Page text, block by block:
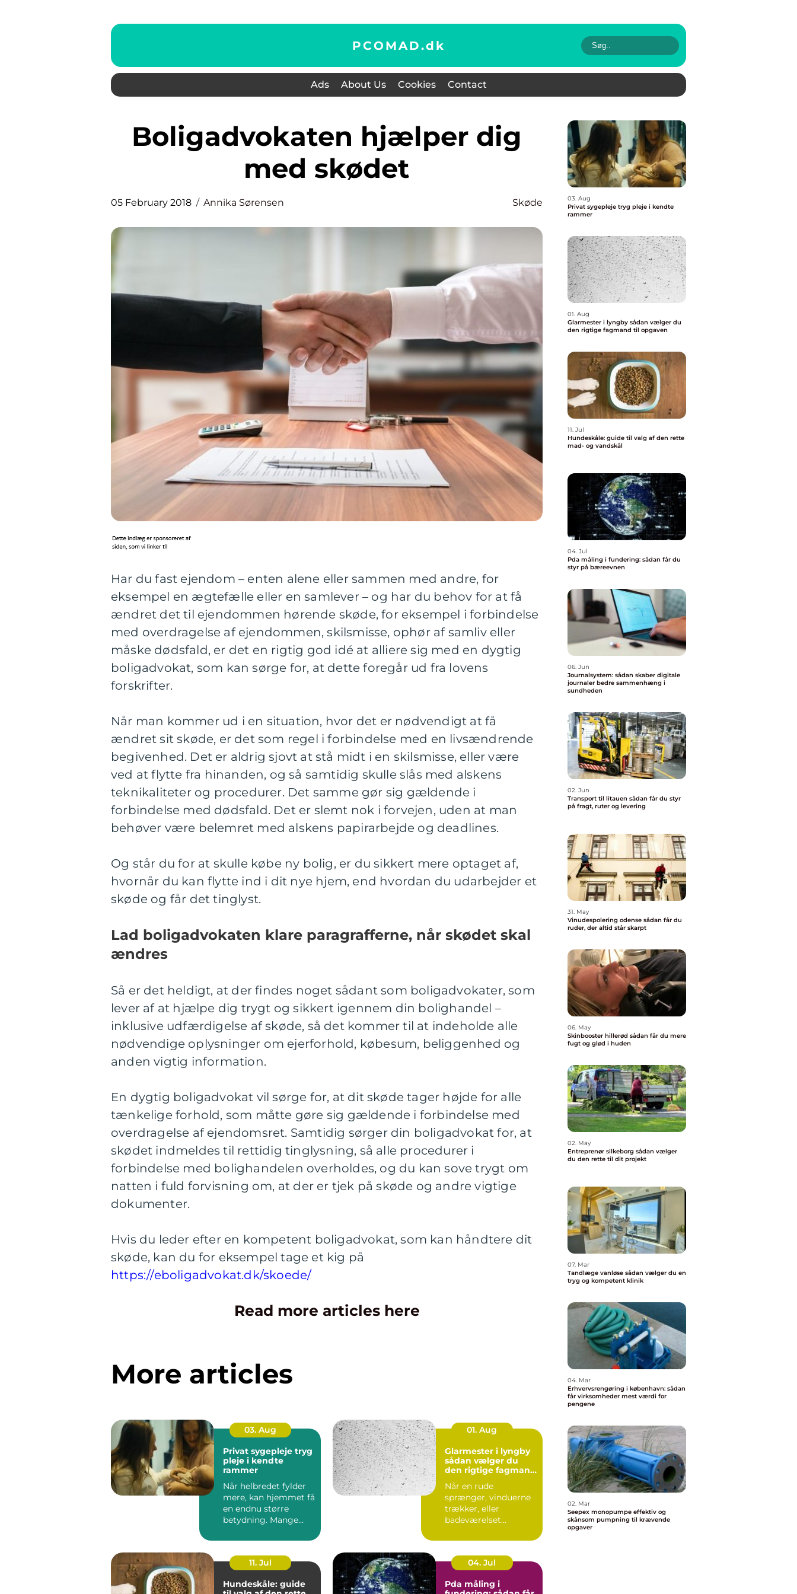
PCOMAD.dk
Ads About Us Cookies Contact
Boligadvokaten hjælper dig
med skødet
05 February 2018 Annika Sørensen Skøde
Har du fast ejendom – enten alene eller sammen med andre, for
eksempel en ægtefælle eller en samlever – og har du behov for at få
ændret det til ejendommen hørende skøde, for eksempel i forbindelse
med overdragelse af ejendommen, skilsmisse, ophør af samliv eller
måske dødsfald, er det en rigtig god idé at alliere sig med en dygtig
boligadvokat, som kan sørge for, at dette foregår ud fra lovens
forskrifter.
Når man kommer ud i en situation, hvor det er nødvendigt at få
ændret sit skøde, er det som regel i forbindelse med en livsændrende
begivenhed. Det er aldrig sjovt at stå midt i en skilsmisse, eller være
ved at flytte fra hinanden, og så samtidig skulle slås med alskens
teknikaliteter og procedurer. Det samme gør sig gældende i
forbindelse med dødsfald. Det er slemt nok i forvejen, uden at man
behøver være belemret med alskens papirarbejde og deadlines.
Og står du for at skulle købe ny bolig, er du sikkert mere optaget af,
hvornår du kan flytte ind i dit nye hjem, end hvordan du udarbejder et
skøde og får det tinglyst.
Lad boligadvokaten klare paragrafferne, når skødet skal
ændres
Så er det heldigt, at der findes noget sådant som boligadvokater, som
lever af at hjælpe dig trygt og sikkert igennem din bolighandel –
inklusive udfærdigelse af skøde, så det kommer til at indeholde alle
nødvendige oplysninger om ejerforhold, købesum, beliggenhed og
anden vigtig information.
En dygtig boligadvokat vil sørge for, at dit skøde tager højde for alle
tænkelige forhold, som måtte gøre sig gældende i forbindelse med
overdragelse af ejendomsret. Samtidig sørger din boligadvokat for, at
skødet indmeldes til rettidig tinglysning, så alle procedurer i
forbindelse med bolighandelen overholdes, og du kan sove trygt om
natten i fuld forvisning om, at der er tjek på skøde og andre vigtige
dokumenter.
Hvis du leder efter en kompetent boligadvokat, som kan håndtere dit
skøde, kan du for eksempel tage et kig på
https://eboligadvokat.dk/skoede/
Read more articles here
More articles
03. Aug
Privat sygepleje tryg
pleje i kendte
rammer
Når helbredet fylder
mere, kan hjemmet få
en endnu større
betydning. Mange
be...
01. Aug
Glarmester i lyngby
sådan vælger du
den rigtige fagmand
Når en rude
sprænger, vinduerne
trækker, eller
badeværelset
spejl, er en glarmest...
11. Jul
Hundeskåle: guide
04. Jul
Pda måling i
03. Aug
Privat sygepleje tryg pleje i kendte
rammer
01. Aug
Glarmester i lyngby sådan vælger du
den rigtige fagmand til opgaven
11. Jul
Hundeskåle: guide til valg af den rette
mad- og vandskål
04. Jul
Pda måling i fundering: sådan får du
styr på bæreevnen
06. Jun
Journalsystem: sådan skaber digitale
journaler bedre sammenhæng i
sundheden
02. Jun
Transport til litauen sådan får du styr
på fragt, ruter og levering
31. May
Vinudespolering odense sådan får du
ruder, der altid står skarpt
06. May
Skinbooster hillerød sådan får du mere
fugt og glød i huden
02. May
Entreprenør silkeborg sådan vælger
du den rette til dit projekt
07. Mar
Tandlæge vanløse sådan vælger du en
tryg og kompetent klinik
04. Mar
Erhvervsrengøring i københavn: sådan
får virksomheder mest værdi for
pengene
02. Mar
Seepex monopumpe effektiv og
skånsom pumpning til krævende
opgaver